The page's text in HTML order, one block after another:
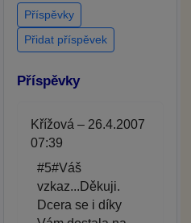
Příspěvky
Přidat příspěvek
Příspěvky
Křížová – 26.4.2007
07:39
#5#Váš
vzkaz...Děkuji.
Dcera se i díky